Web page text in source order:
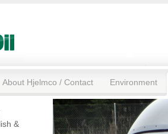
About Hjelmco / Contact Environment
&